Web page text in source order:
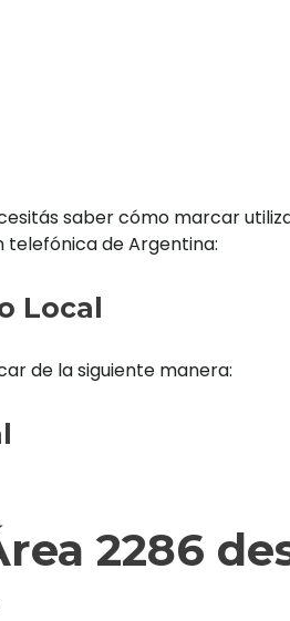
saber cómo marcar
telefónica de Argentina:
Local
de la siguiente manera:
2286